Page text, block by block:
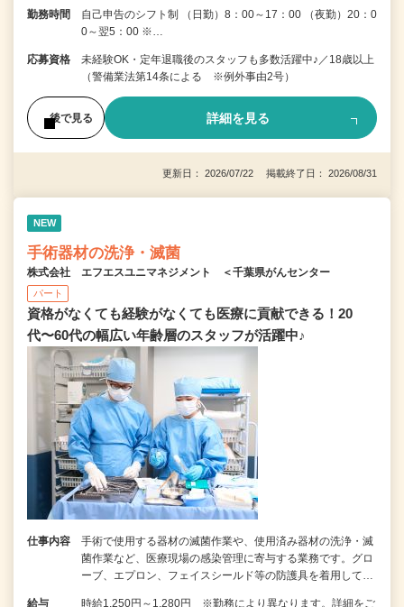
勤務時間
自己申告のシフト制 （日勤）8：00～17：00 （夜勤）20：0
0～翌5：00 ※…
応募資格
未経験OK・定年退職後のスタッフも多数活躍中♪／18歳以上
（警備業法第14条による ※例外事由2号）
後で見る 詳細を見る
更新日： 2026/07/22 掲載終了日： 2026/08/31
NEW
手術器材の洗浄・滅菌
株式会社 エフエスユニマネジメント ＜千葉県がんセンター
パート
資格がなくても経験がなくても医療に貢献できる！20
代〜60代の幅広い年齢層のスタッフが活躍中♪
仕事内容
手術で使用する器材の滅菌作業や、使用済み器材の洗浄・滅
菌作業など、医療現場の感染管理に寄与する業務です。グロ
ーブ、エプロン、フェイスシールド等の防護具を着用して…
給与
時給1,250円～1,280円 ※勤務により異なります。詳細をご